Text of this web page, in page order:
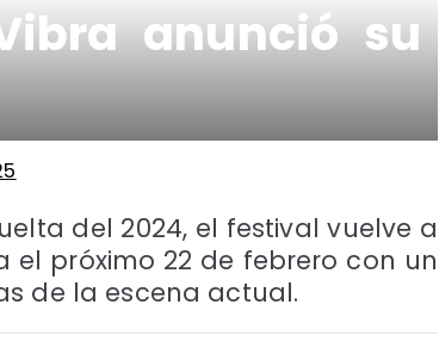
anunció su
del 2024, el festival vuelve a
el próximo 22 de febrero con un
de la escena actual.